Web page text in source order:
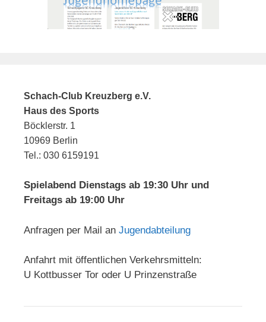
Schach-Club Kreuzberg e.V.
Haus des Sports
Böcklerstr. 1
10969 Berlin
Tel.: 030 6159191
Spielabend Dienstags ab 19:30 Uhr und
Freitags ab 19:00 Uhr
Anfragen per Mail an Jugendabteilung
Anfahrt mit öffentlichen Verkehrsmitteln:
U Kottbusser Tor oder U Prinzenstraße